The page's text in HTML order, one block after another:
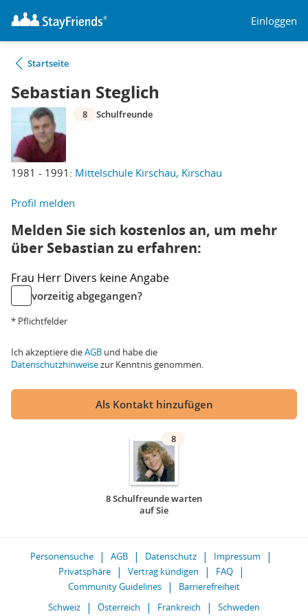
Einloggen
Startseite
Sebastian Steglich
1981 - 1991: Mittelschule Kirschau, Kirschau
8 Schulfreunde
Profil melden
Melden Sie sich kostenlos an, um mehr
über Sebastian zu erfahren:
Frau Herr Divers keine Angabe
vorzeitig abgegangen?
* Pflichtfelder
Ich akzeptiere dieAGB und habe die
Datenschutzhinweisezur Kenntnis genommen.
Als Kontakt hinzufügen
8
8 Schulfreunde warten
auf Sie
Personensuche AGB Datenschutz
Impressum
Privatsphäre
Vertrag kündigen
FAQ
Community Guidelines
Barrierefreiheit
Schweiz
Österreich Frankreich Schweden